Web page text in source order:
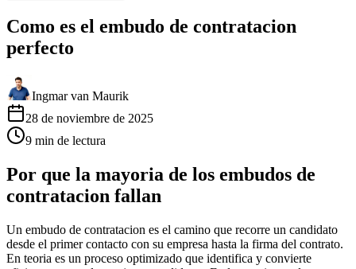
Como es el embudo de contratacion
perfecto
Ingmar van Maurik
28 de noviembre de 2025
9 min de lectura
Por que la mayoria de los embudos de
contratacion fallan
Un embudo de contratacion es el camino que recorre un candidato
desde el primer contacto con su empresa hasta la firma del contrato.
En teoria es un proceso optimizado que identifica y convierte